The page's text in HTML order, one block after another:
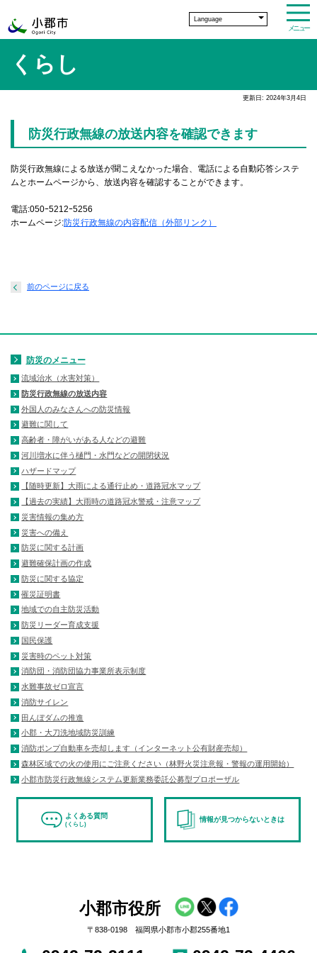
Language
メニュー
くらし
更新日: 2024年3月4日
防災行政無線の放送内容を確認できます
防災行政無線による放送が聞こえなかった場合、電話による自動応答システ
ムとホームページから、放送内容を確認することができます。
電話:050ｰ5212ｰ5256
ホームページ:防災行政無線の内容配信（外部リンク）
前のページに戻る
防災のメニュー
流域治水（水害対策）
防災行政無線の放送内容
外国人のみなさんへの防災情報
避難に関して
高齢者・障がいがある人などの避難
河川増水に伴う樋門・水門などの開閉状況
ハザードマップ
【随時更新】大雨による通行止め・道路冠水マップ
【過去の実績】大雨時の道路冠水警戒・注意マップ
災害情報の集め方
災害への備え
防災に関する計画
避難確保計画の作成
防災に関する協定
罹災証明書
地域での自主防災活動
防災リーダー育成支援
国民保護
災害時のペット対策
消防団・消防団協力事業所表示制度
水難事故ゼロ宣言
消防サイレン
田んぼダムの推進
小郡・大刀洗地域防災訓練
消防ポンプ自動車を売却します（インターネット公有財産売却）
森林区域での火の使用にご注意ください（林野火災注意報・警報の運用開始）
小郡市防災行政無線システム更新業務委託公募型プロポーザル
よくある質問
(くらし)
情報が見つからないときは
小郡市役所
〒838-0198 福岡県小郡市小郡255番地1